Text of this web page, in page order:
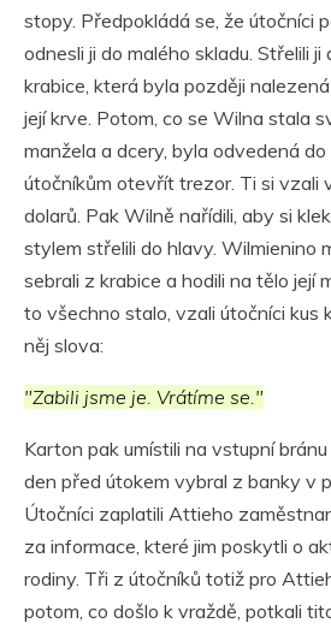
stopy. Předpokládá se, že útočníci
odnesli ji do malého skladu. Střelili
krabice, která byla později
její krve. Potom, co se Wilna stala
manžela a dcery, byla odvedená do
útočníkům otevřít trezor. Ti si vzali
dolarů. Pak Wilně nařídili, aby si
stylem střelili do hlavy. Wilmienino
sebrali z krabice a hodili na tělo její
to všechno stalo, vzali útočníci kus
něj slova:
"Zabili jsme je. Vrátíme se."
Karton pak umístili na vstupní
den před útokem vybral z banky v
Útočníci zaplatili Attieho
za informace, které jim poskytli o
rodiny. Tři z útočníků totiž pro
potom, co došlo k vraždě, potkali